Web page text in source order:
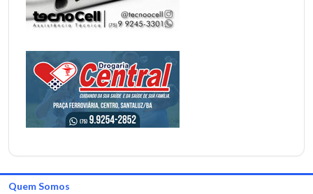
Quem Somos